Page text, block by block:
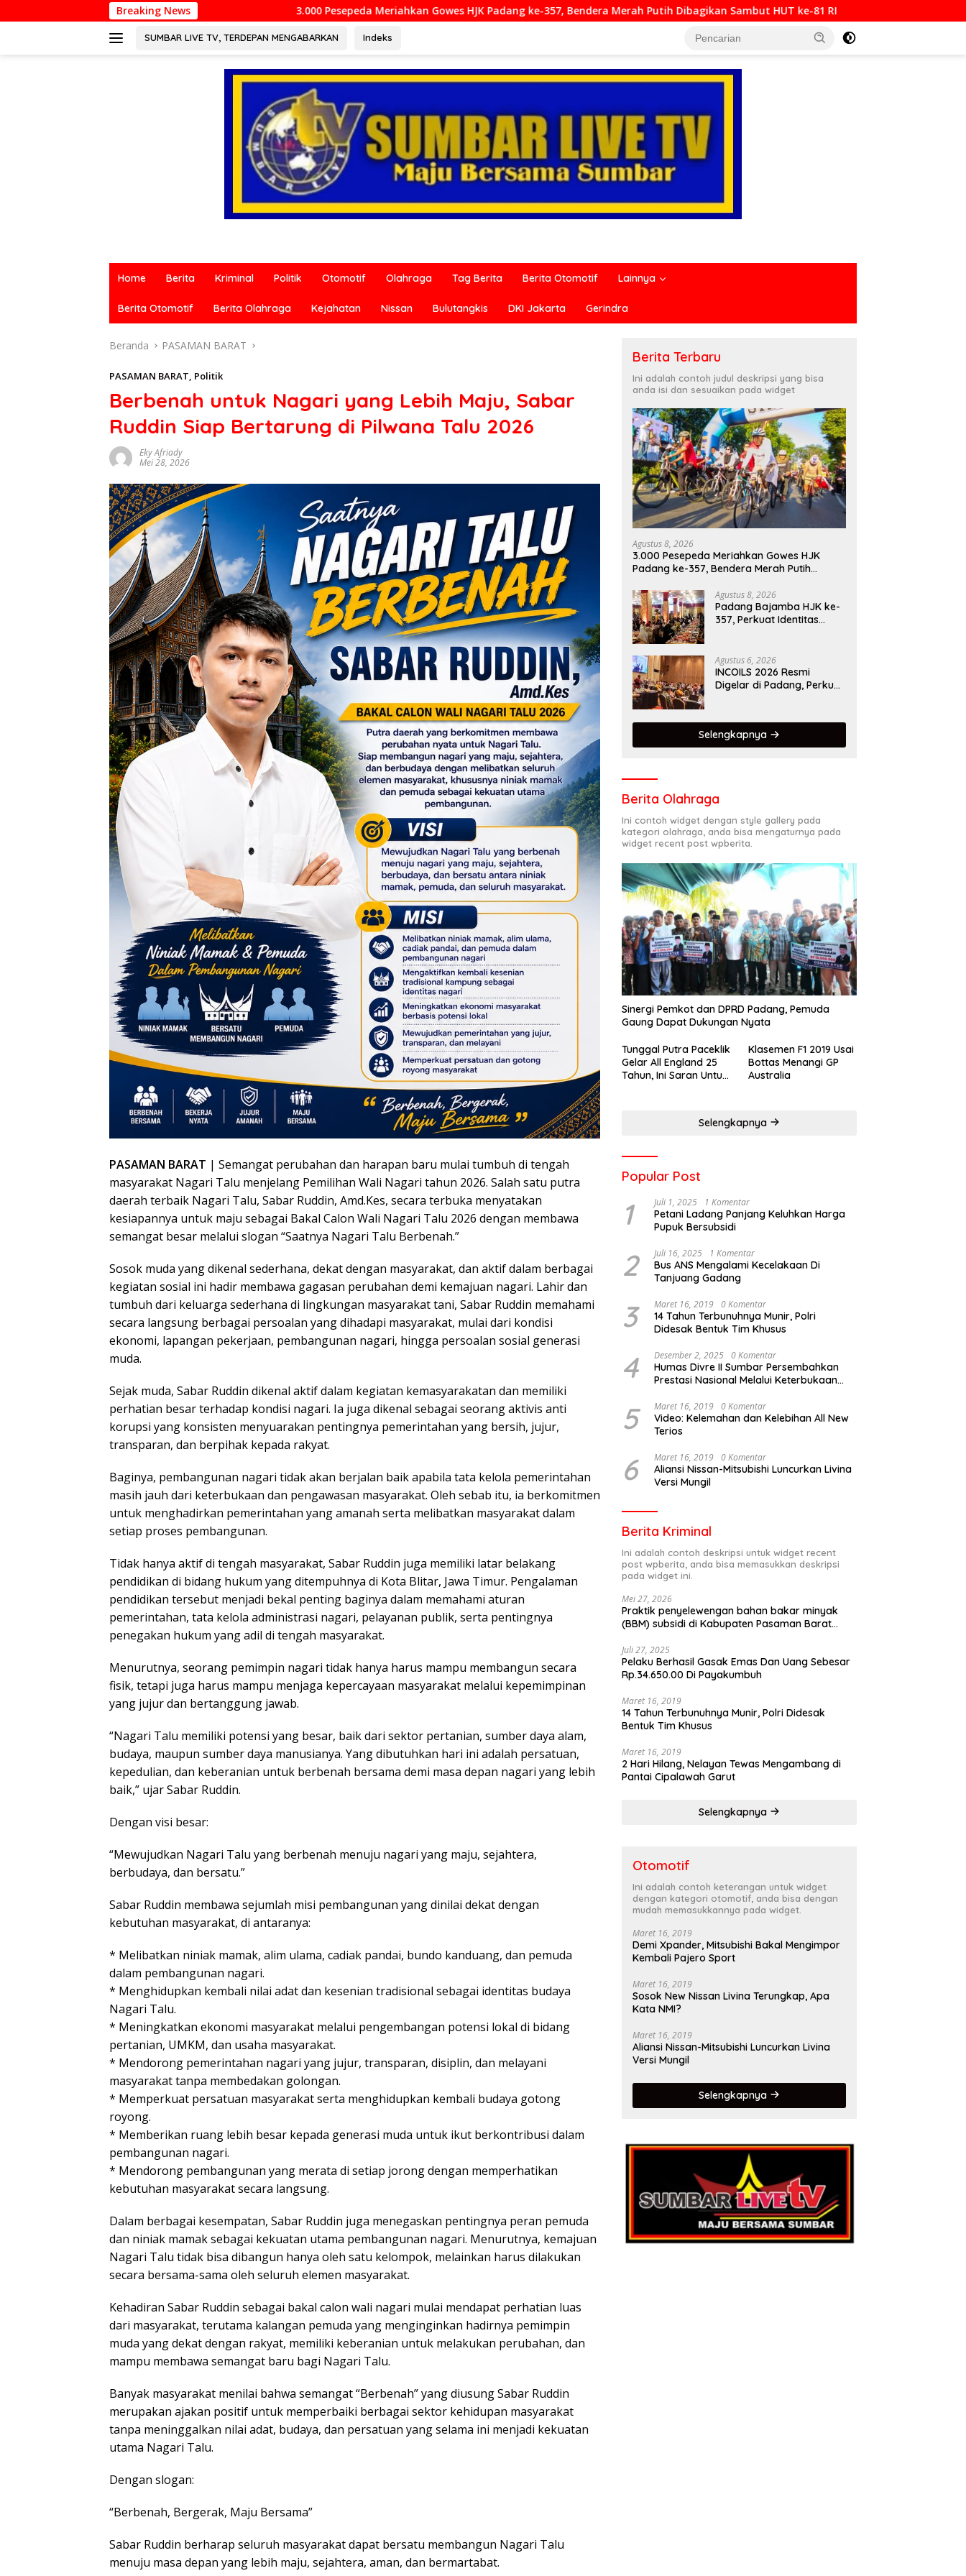
ke
Breaking News3.000 Pesepeda Meriahkan Gowes HJK Padang ke-357, Bendera Merah Putih Dibagikan Sambut HUT ke-81 RI Padang Bajamba HJK ke-357, Perkuat
SUMBAR LIVE TV, TERDEPAN MENGABARKAN Indeks
terkini
berbagai
indonesia
dari
politik,
mapun
budaya
serta
terbaru
lainnya
di
sumbar
tv
live
Home Berita Kriminal Politik Otomotif Olahraga Tag Berita Berita Otomotif Lainnya
Berita Otomotif Berita Olahraga Kejahatan Nissan Bulutangkis DKI Jakarta Gerindra
Beranda PASAMAN BARAT
PASAMAN BARAT, Politik
Berbenah untuk Nagari yang Lebih Maju, Sabar
Ruddin Siap Bertarung di Pilwana Talu 2026
Eky Afriady
Mei 28, 2026
PASAMAN BARAT | Semangat perubahan dan harapan baru mulai tumbuh di tengah
masyarakat Nagari Talu menjelang Pemilihan Wali Nagari tahun 2026. Salah satu putra
daerah terbaik Nagari Talu, Sabar Ruddin, Amd.Kes, secara terbuka menyatakan
kesiapannya untuk maju sebagai Bakal Calon Wali Nagari Talu 2026 dengan membawa
semangat besar melalui slogan “Saatnya Nagari Talu Berbenah.”
Sosok muda yang dikenal sederhana, dekat dengan masyarakat, dan aktif dalam berbagai
kegiatan sosial ini hadir membawa gagasan perubahan demi kemajuan nagari. Lahir dan
tumbuh dari keluarga sederhana di lingkungan masyarakat tani, Sabar Ruddin memahami
secara langsung berbagai persoalan yang dihadapi masyarakat, mulai dari kondisi
ekonomi, lapangan pekerjaan, pembangunan nagari, hingga persoalan sosial generasi
muda.
Sejak muda, Sabar Ruddin dikenal aktif dalam kegiatan kemasyarakatan dan memiliki
perhatian besar terhadap kondisi nagari. Ia juga dikenal sebagai seorang aktivis anti
korupsi yang konsisten menyuarakan pentingnya pemerintahan yang bersih, jujur,
transparan, dan berpihak kepada rakyat.
Baginya, pembangunan nagari tidak akan berjalan baik apabila tata kelola pemerintahan
masih jauh dari keterbukaan dan pengawasan masyarakat. Oleh sebab itu, ia berkomitmen
untuk menghadirkan pemerintahan yang amanah serta melibatkan masyarakat dalam
setiap proses pembangunan.
Tidak hanya aktif di tengah masyarakat, Sabar Ruddin juga memiliki latar belakang
pendidikan di bidang hukum yang ditempuhnya di Kota Blitar, Jawa Timur. Pengalaman
pendidikan tersebut menjadi bekal penting baginya dalam memahami aturan
pemerintahan, tata kelola administrasi nagari, pelayanan publik, serta pentingnya
penegakan hukum yang adil di tengah masyarakat.
Menurutnya, seorang pemimpin nagari tidak hanya harus mampu membangun secara
fisik, tetapi juga harus mampu menjaga kepercayaan masyarakat melalui kepemimpinan
yang jujur dan bertanggung jawab.
“Nagari Talu memiliki potensi yang besar, baik dari sektor pertanian, sumber daya alam,
budaya, maupun sumber daya manusianya. Yang dibutuhkan hari ini adalah persatuan,
kepedulian, dan keberanian untuk berbenah bersama demi masa depan nagari yang lebih
baik,” ujar Sabar Ruddin.
Dengan visi besar:
“Mewujudkan Nagari Talu yang berbenah menuju nagari yang maju, sejahtera,
berbudaya, dan bersatu.”
Sabar Ruddin membawa sejumlah misi pembangunan yang dinilai dekat dengan
kebutuhan masyarakat, di antaranya:
* Melibatkan niniak mamak, alim ulama, cadiak pandai, bundo kanduang, dan pemuda
dalam pembangunan nagari.
* Menghidupkan kembali nilai adat dan kesenian tradisional sebagai identitas budaya
Nagari Talu.
* Meningkatkan ekonomi masyarakat melalui pengembangan potensi lokal di bidang
pertanian, UMKM, dan usaha masyarakat.
* Mendorong pemerintahan nagari yang jujur, transparan, disiplin, dan melayani
masyarakat tanpa membedakan golongan.
* Memperkuat persatuan masyarakat serta menghidupkan kembali budaya gotong
royong.
* Memberikan ruang lebih besar kepada generasi muda untuk ikut berkontribusi dalam
pembangunan nagari.
* Mendorong pembangunan yang merata di setiap jorong dengan memperhatikan
kebutuhan masyarakat secara langsung.
Dalam berbagai kesempatan, Sabar Ruddin juga menegaskan pentingnya peran pemuda
dan niniak mamak sebagai kekuatan utama pembangunan nagari. Menurutnya, kemajuan
Nagari Talu tidak bisa dibangun hanya oleh satu kelompok, melainkan harus dilakukan
secara bersama-sama oleh seluruh elemen masyarakat.
Kehadiran Sabar Ruddin sebagai bakal calon wali nagari mulai mendapat perhatian luas
dari masyarakat, terutama kalangan pemuda yang menginginkan hadirnya pemimpin
muda yang dekat dengan rakyat, memiliki keberanian untuk melakukan perubahan, dan
mampu membawa semangat baru bagi Nagari Talu.
Banyak masyarakat menilai bahwa semangat “Berbenah” yang diusung Sabar Ruddin
merupakan ajakan positif untuk memperbaiki berbagai sektor kehidupan masyarakat
tanpa meninggalkan nilai adat, budaya, dan persatuan yang selama ini menjadi kekuatan
utama Nagari Talu.
Dengan slogan:
“Berbenah, Bergerak, Maju Bersama”
Sabar Ruddin berharap seluruh masyarakat dapat bersatu membangun Nagari Talu
menuju masa depan yang lebih maju, sejahtera, aman, dan bermartabat.
Berita Terbaru
Ini adalah contoh judul deskripsi yang bisa
anda isi dan sesuaikan pada widget
Agustus 8, 2026
3.000 Pesepeda Meriahkan Gowes HJK
Padang ke-357, Bendera Merah Putih
Agustus 8, 2026
Padang Bajamba HJK ke-
357, Perkuat Identitas
Agustus 6, 2026
INCOILS 2026 Resmi
Digelar di Padang, Perkuat
Selengkapnya
Berita Olahraga
Ini contoh widget dengan style gallery pada
kategori olahraga, anda bisa mengaturnya pada
widget recent post wpberita.
Sinergi Pemkot dan DPRD Padang, Pemuda
Gaung Dapat Dukungan Nyata
Tunggal Putra Paceklik
Gelar All England 25
Tahun, Ini Saran Untuk
Klasemen F1 2019 Usai
Bottas Menangi GP
Australia
Selengkapnya
Popular Post
1 Juli 1, 2025 1 Komentar
Petani Ladang Panjang Keluhkan Harga
Pupuk Bersubsidi
2 Juli 16, 2025 1 Komentar
Bus ANS Mengalami Kecelakaan Di
Tanjuang Gadang
3 Maret 16, 2019 0 Komentar
14 Tahun Terbunuhnya Munir, Polri
Didesak Bentuk Tim Khusus
4 Desember 2, 2025 0 Komentar
Humas Divre II Sumbar Persembahkan
Prestasi Nasional Melalui Keterbukaan
5 Maret 16, 2019 0 Komentar
Video: Kelemahan dan Kelebihan All New
Terios
6 Maret 16, 2019 0 Komentar
Aliansi Nissan-Mitsubishi Luncurkan Livina
Versi Mungil
Berita Kriminal
Ini adalah contoh deskripsi untuk widget recent
post wpberita, anda bisa memasukkan deskripsi
pada widget ini.
Mei 27, 2026
Praktik penyelewengan bahan bakar minyak
(BBM) subsidi di Kabupaten Pasaman Barat
Juli 27, 2025
Pelaku Berhasil Gasak Emas Dan Uang Sebesar
Rp.34.650.00 Di Payakumbuh
Maret 16, 2019
14 Tahun Terbunuhnya Munir, Polri Didesak
Bentuk Tim Khusus
Maret 16, 2019
2 Hari Hilang, Nelayan Tewas Mengambang di
Pantai Cipalawah Garut
Selengkapnya
Otomotif
Ini adalah contoh keterangan untuk widget
dengan kategori otomotif, anda bisa dengan
mudah memasukkannya pada widget.
Maret 16, 2019
Demi Xpander, Mitsubishi Bakal Mengimpor
Kembali Pajero Sport
Maret 16, 2019
Sosok New Nissan Livina Terungkap, Apa
Kata NMI?
Maret 16, 2019
Aliansi Nissan-Mitsubishi Luncurkan Livina
Versi Mungil
Selengkapnya